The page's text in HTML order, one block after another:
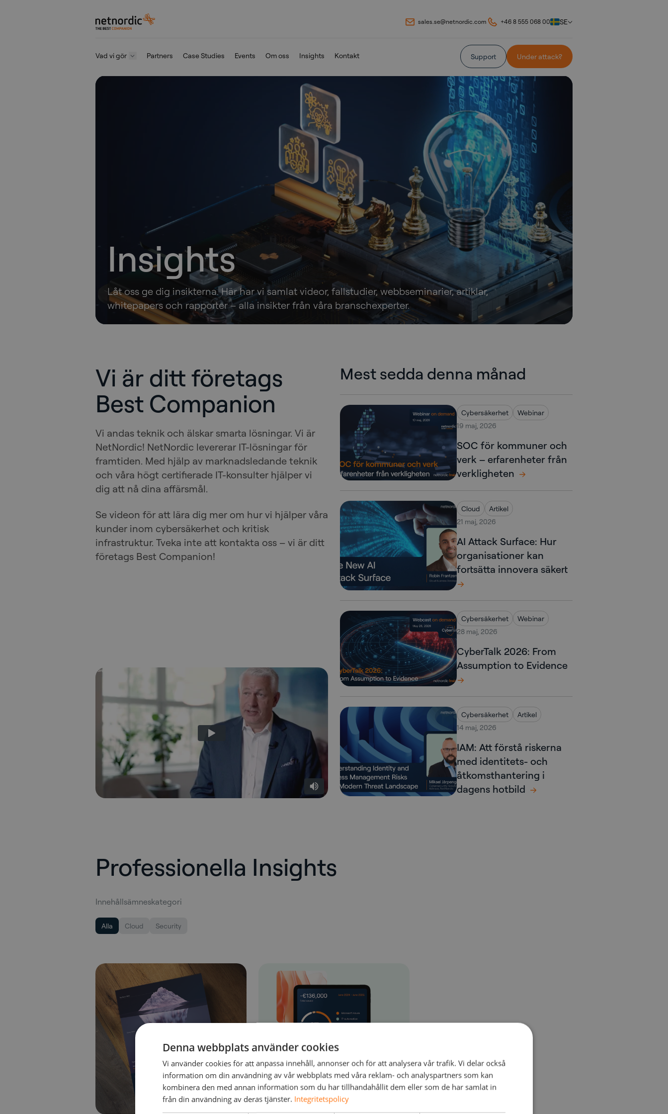
Hoppa till innehåll
NetNordic Sweden sales.se@netnordic.com +46 8 555 068 00 SE
Vad vi gör Partners Case Studies Events Om oss Insights Kontakt Support Under attack?
Insights
Låt oss ge dig insikterna. Här har vi samlat videor, fallstudier, webbseminarier, artiklar,
whitepapers och rapporter – alla insikter från våra branschexperter.
Vi är ditt företags
Best Companion
Vi andas teknik och älskar smarta lösningar. Vi är
NetNordic! NetNordic levererar IT-lösningar för
framtiden. Med hjälp av marknadsledande teknik
och våra högt certifierade IT-konsulter hjälper vi
dig att nå dina affärsmål.
Se videon för att lära dig mer om hur vi hjälper våra
kunder inom cybersäkerhet och kritisk
infrastruktur. Tveka inte att kontakta oss – vi är ditt
företags Best Companion!
Mest sedda denna månad
Cybersäkerhet
Webinar
19 maj, 2026
SOC för kommuner och
verk – erfarenheter från
verkligheten
Cloud
Artikel
21 maj, 2026
AI Attack Surface: Hur
organisationer kan
fortsätta innovera säkert
Cybersäkerhet
Webinar
28 maj, 2026
CyberTalk 2026: From
Assumption to Evidence
Cybersäkerhet
Artikel
14 maj, 2026
IAM: Att förstå riskerna
med identitets- och
åtkomsthantering i
dagens hotbild
Professionella Insights
Innehållsämneskategori
Alla Cloud Security
Denna webbplats använder cookies
Vi använder cookies för att anpassa innehåll, annonser och för att analysera vår trafik. Vi delar också
information om din användning av vår webbplats med våra reklam- och analyspartners som kan
kombinera den med annan information som du har tillhandahållit dem eller som de har samlat in
från din användning av deras tjänster. Integritetspolicy